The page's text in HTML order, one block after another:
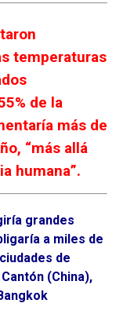
temperaturas
de la
más de
“más allá
humana”.
grandes
a miles de
de
(China),